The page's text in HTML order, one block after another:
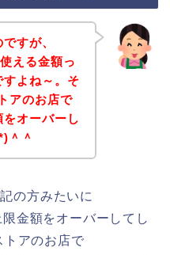
すが、
える金額っ
よね～。そ
アのお店で
オーバーし
＾＾
の方みたいに
金額をオーバーしてし
トアのお店で